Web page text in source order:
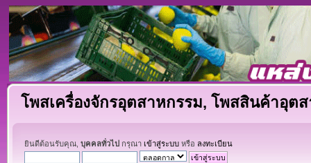
โพสเครื่องจักรอุตสาหกรรม, โพสสินค้าอุต
ยินดีต้อนรับคุณ, บุคคลทั่วไป กรุณา เข้าสู่ระบบหรือ ลงทะเบียน